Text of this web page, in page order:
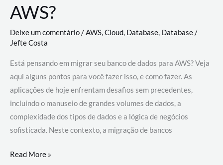
AWS?
Deixe um comentário/AWS,Cloud, Database, Database/
Jefte Costa
Está pensando em migrar seu banco de dados para AWS? Veja
aqui alguns pontos para você fazer isso, e como fazer. As
aplicações de hoje enfrentam desafios sem precedentes,
incluindo o manuseio de grandes volumes de dados, a
complexidade dos tipos de dados e a lógica de negócios
sofisticada. Neste contexto, a migração de bancos
Por
Read More »